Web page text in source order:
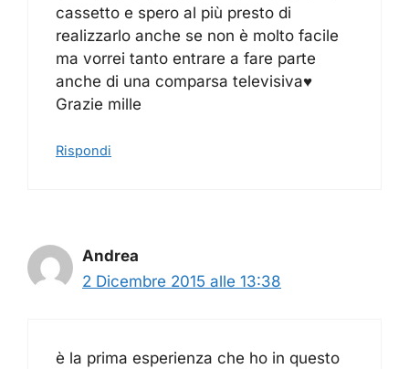
cassetto e spero al più presto di
realizzarlo anche se non è molto facile
ma vorrei tanto entrare a fare parte
anche di una comparsa televisiva♥️
Grazie mille
Rispondi
Andrea
2 Dicembre 2015 alle 13:38
è la prima esperienza che ho in questo